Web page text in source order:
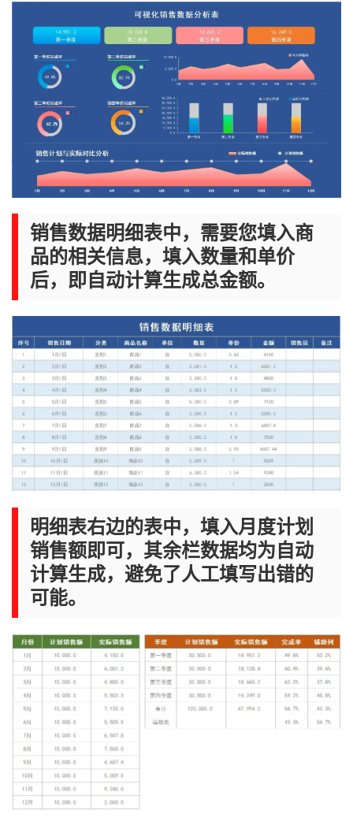
销售数据明细表中，需要您填入商
品的相关信息，填入数量和单价
后，即自动计算生成总金额。
明细表右边的表中，填入月度计划
销售额即可，其余栏数据均为自动
计算生成，避免了人工填写出错的
可能。